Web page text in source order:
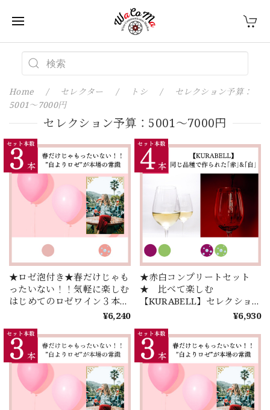
Home セレクター トシ
セレクション予算：
5001～7000円
セレクション予算：5001～7000円
★ロゼ泡付き★春だけじゃも
ったいない！！気軽に楽しむ
はじめてのロゼワイン３本セ
¥6,240
★赤白コンプリートセット
★ 比べて楽しむ
【KURABELL】セレクショ
ン♪ミステリー！？同じ品種
から生まれた｢赤｣と｢白｣のコ
ンプリート4種セレクショ
ン！
¥6,930